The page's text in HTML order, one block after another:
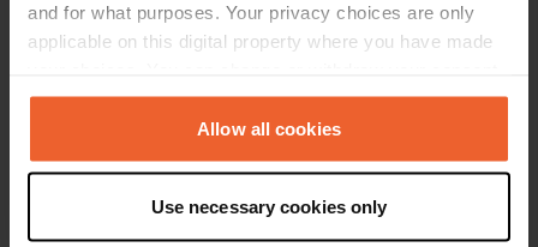
and for what purposes. Your privacy choices are only
applicable on this digital property where you have made
any time from the Cookie Declaration or by clicking on
the Privacy trigger icon.
Collect information about your geographical location
Allow all cookies
Use necessary cookies only
beoordeeld
geleden
Sitecode:157890
eigenaar Staanplaats houd niet over, luifel kan
net uit en aan de andere kant van de camper kun
je er net langs gezien de zee van ruimte die er is
had het wat ruimer gemogen .Met 25 euro per